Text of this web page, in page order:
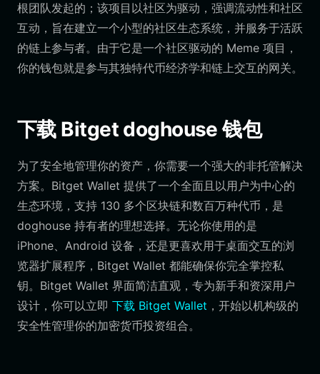
根团队发起的；该项目以社区为驱动，强调流动性和社区
互动，旨在建立一个小型的社区生态系统，并服务于活跃
的链上参与者。由于它是一个社区驱动的 Meme 项目，
你的钱包就是参与其独特代币经济学和链上交互的网关。
下载 Bitget doghouse 钱包
为了安全地管理你的资产，你需要一个强大的非托管解决
方案。Bitget Wallet 提供了一个全面且以用户为中心的
生态环境，支持 130 多个区块链和数百万种代币，是
doghouse 持有者的理想选择。无论你使用的是
iPhone、Android 设备，还是更喜欢用于桌面交互的浏
览器扩展程序，Bitget Wallet 都能确保你完全掌控私
钥。Bitget Wallet 界面简洁直观，专为新手和资深用户
设计，你可以立即 下载 Bitget Wallet ，开始以机构级的
安全性管理你的加密货币投资组合。